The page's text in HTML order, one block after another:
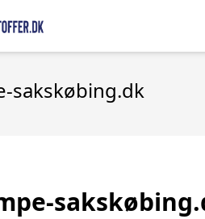
sakskøbing.dk